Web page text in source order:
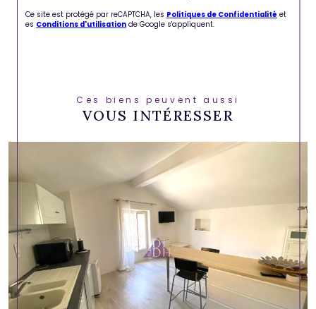
Ce site est protégé par reCAPTCHA, les Politiques de Confidentialité et
es Conditions d'utilisation de Google s'appliquent.
Ces biens peuvent aussi
VOUS INTÉRESSER